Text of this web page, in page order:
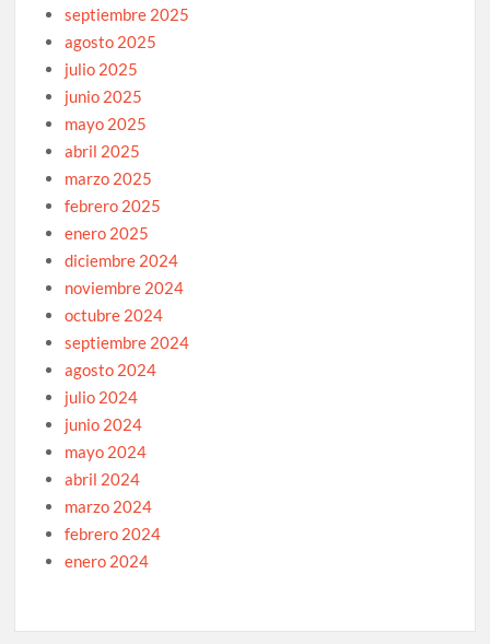
septiembre 2025
agosto 2025
julio 2025
junio 2025
mayo 2025
abril 2025
marzo 2025
febrero 2025
enero 2025
diciembre 2024
noviembre 2024
octubre 2024
septiembre 2024
agosto 2024
julio 2024
junio 2024
mayo 2024
abril 2024
marzo 2024
febrero 2024
enero 2024